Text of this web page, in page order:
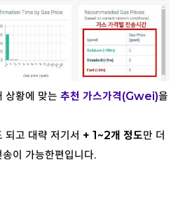
상황에 맞는 추천 가스가격(Gwei)을
되고 대략 저기서 + 1~2개 정도만 더
이 가능한편입니다.